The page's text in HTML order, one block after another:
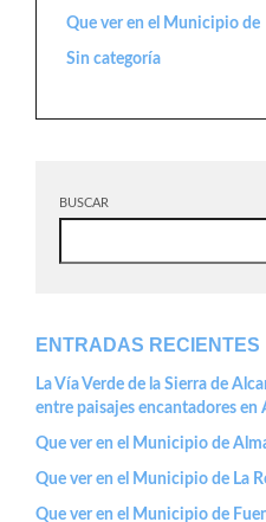
Que ver en el Municipio de
Sin categoría
BUSCAR
ENTRADAS RECIENTES
La Vía Verde de la Sierra de
entre paisajes encantadores en
Que ver en el Municipio de
Que ver en el Municipio de La
Que ver en el Municipio de